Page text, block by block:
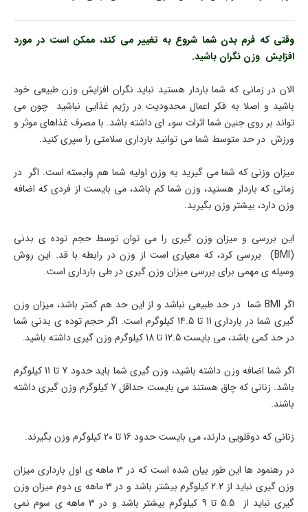
وقتی که فرم بدن شما شروع به تغییر می کند، ممکن است در مورد
افزایش وزن نگران باشید.
الان در زمانی که شما باردار هستید نباید نگران افزایش وزن طبیعی خود
باشید و اصلا به فکر اعمال محدودیت در رژیم غذایی نباشید چون می
تواند بر روی جنین شما اثرات سوء ای داشته باشد. با مصرف غذاهای موثر و
ورزش در حد متوسط شما می توانید بارداری سلامتی را سپری کنید.
میزان وزنی که شما می گیرید به وزن اولیه شما هم وابسته است. اگر در
زمانی که باردار هستید، وزن شما کم باشد، می بایست از فردی که اضافه
وزن دارد، بیشتر وزن بگیرید.
این بررسی و میزان وزن گیری را می توان توسط حجم توده ی بدنی
(BMI) بررسی کرد، که معیاری است از وزن در رابطه با قد. این روش
وسیله ی مهمی برای بررسی میزان وزن گیری در طی بارداری است.
اگر BMI شما در حد طبیعی نباشد و از این حد هم کمتر باشد، میزان وزن
گیری شما در بارداری 11 تا 14.5 کیلوگرم است. اگر حجم توده ی بدنی شما
در حد کمی باشد، می بایست 12.5 تا 18 کیلوگرم وزن گیری داشته باشید.
اگر شما اضافه وزن داشته باشید، وزن گیری شما باید حدود 7 تا 11 کیلوگرم
باشد. زنانی که چاق هستند می بایست حداقل 7 کیلوگرم وزن گیری داشته
باشند.
زنانی که دوقلویی دارند، می بایست حدود 16 تا 20 کیلوگرم وزن بگیرند.
در رهنمود ها این طور بیان شده است که در 3 ماهه ی اول بارداری میزان
وزن گیری نباید از 2.2 کیلوگرم بیشتر باشد و در 3 ماهه ی دوم میزان وزن
گیری نباید از 5.5 تا 9 کیلوگرم بیشتر باشد و در 3 ماهه ی سوم نمی